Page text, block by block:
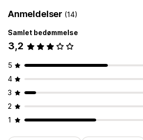
Anmeldelser (14)
Samlet bedømmelse
3,2
5
4
3
2
1